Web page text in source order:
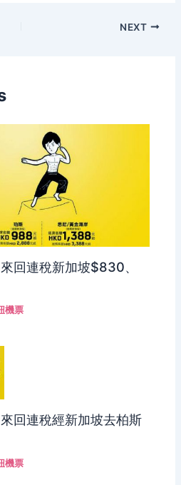
NEXT
回連稅新加坡$830、
機票
回連稅經新加坡去柏斯
機票